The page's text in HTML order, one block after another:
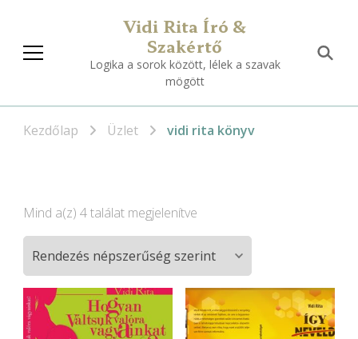
Vidi Rita Író &
Szakértő
Logika a sorok között, lélek a szavak
mögött
Kezdőlap Üzlet vidi rita könyv
Mind a(z) 4 találat megjelenítve
by
popularity